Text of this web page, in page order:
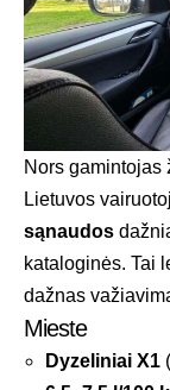
Nors gamintojas
Lietuvos
sąnaudos
kataloginės. Tai
dažnas
Mieste
Dyzeliniai X1